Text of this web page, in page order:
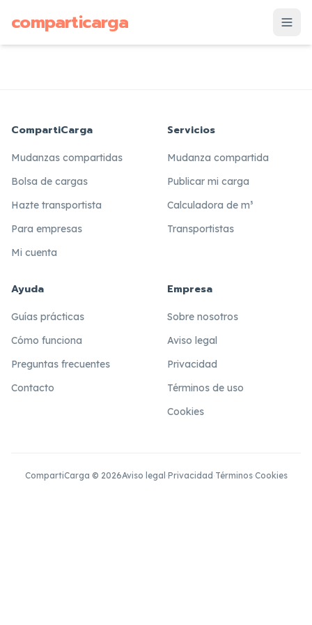
comparticarga
CompartiCarga
Mudanzas compartidas
Bolsa de cargas
Hazte transportista
Para empresas
Mi cuenta
Servicios
Mudanza compartida
Publicar mi carga
Calculadora de m³
Transportistas
Ayuda
Guías prácticas
Cómo funciona
Preguntas frecuentes
Contacto
Empresa
Sobre nosotros
Aviso legal
Privacidad
Términos de uso
Cookies
CompartiCarga © 2026Aviso legal ·Privacidad ·Términos·Cookies